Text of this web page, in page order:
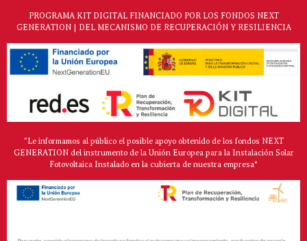
PROGRAMA KIT DIGITAL FINANCIADO POR LOS FONDOS NEXT
GENERATION | DEL MECANISMO DE RECUPERACIÓN Y RESILIENCIA
"Le informamos al público el posible apoyo obtenido de los fondos NEXT
GENERATION del instrumento de la Unión Europea para la Instalación Solar
Fotovoltaica Instalado en la cubierta de nuestra empresa*